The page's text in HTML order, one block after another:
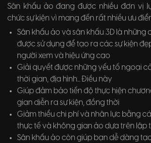
Sân khấu ảo đang được nhiều đơn vị
chức sự kiện vì mang đến rất nhiều ưu
Sân khấu ảo và sân khấu 3D là những
được sử dụng để tạo ra các sự kiện
người xem và hiệu ứng cao
Giải quyết được những yếu tố ngoại
thời gian, địa hình... Điều này
Giúp đảm bảo tiến độ thực hiện
gian diễn ra sự kiện, đồng thời
Giảm thiểu chi phí và nhân lực bằng
thực tế và không gian ảo dựa trên lập
Sân khấu ảo còn giúp bạn dễ dàng